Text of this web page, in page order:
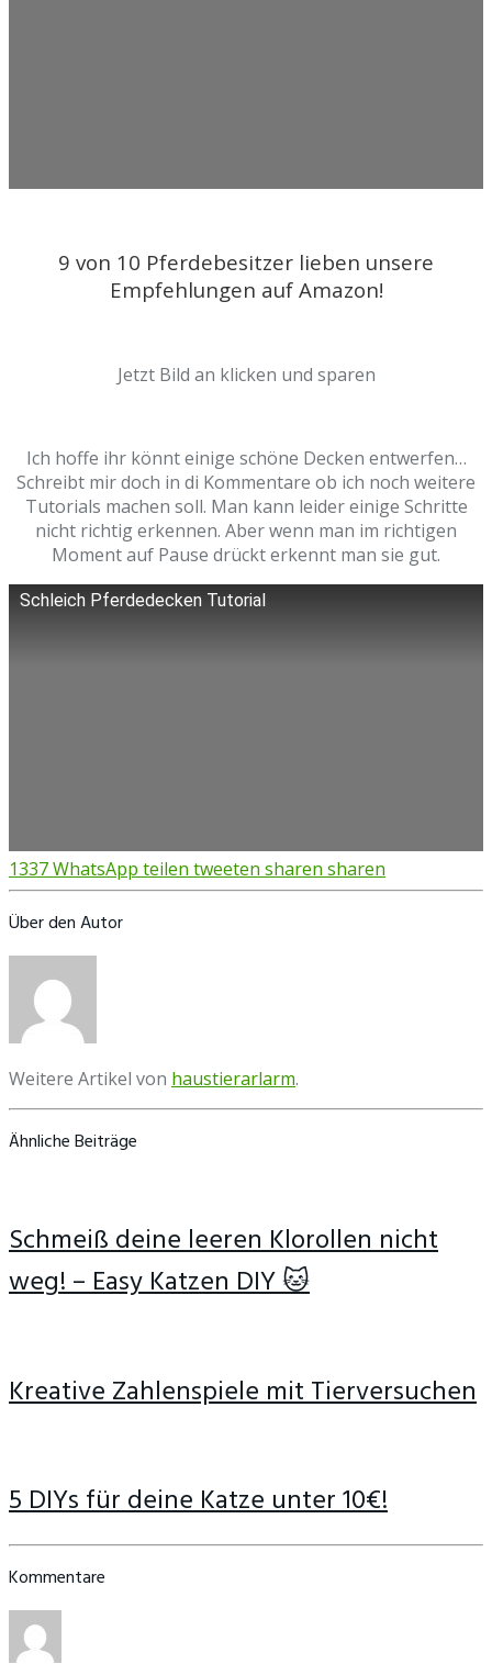
9 von 10 Pferdebesitzer lieben unsere
Empfehlungen auf Amazon!
Jetzt Bild an klicken und sparen
Ich hoffe ihr könnt einige schöne Decken entwerfen…
Schreibt mir doch in di Kommentare ob ich noch weitere
Tutorials machen soll. Man kann leider einige Schritte
nicht richtig erkennen. Aber wenn man im richtigen
Moment auf Pause drückt erkennt man sie gut.
Schleich Pferdedecken Tutorial
1337WhatsApp teilen tweeten sharen sharen
Über den Autor
Weitere Artikel von haustierarlarm.
Ähnliche Beiträge
Schmeiß deine leeren Klorollen nicht
weg! – Easy Katzen DIY 🐱
Kreative Zahlenspiele mit Tierversuchen
5 DIYs für deine Katze unter 10€!
Kommentare